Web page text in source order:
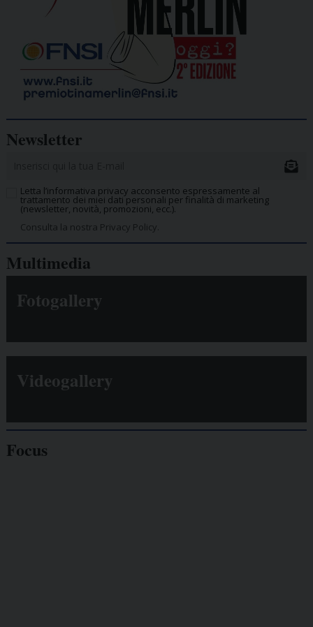
Newsletter
Letta l’informativa privacy acconsento espressamente al
trattamento dei miei dati personali per finalità di marketing
(newsletter, novità, promozioni, ecc.).
Consulta la nostra Privacy Policy.
Multimedia
Fotogallery
Videogallery
Focus